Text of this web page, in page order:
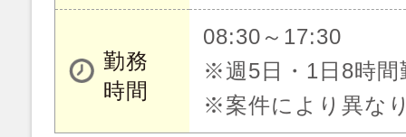
勤務
時間
08:30～17:30
※週5日・1日8時間
※案件により異な